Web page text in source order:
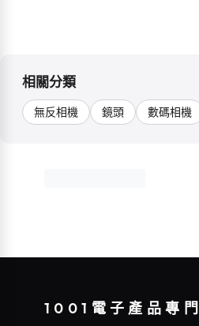
相關分類
無反相機 鏡頭 數碼相機
1001電子產品專